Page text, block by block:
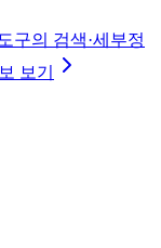
구의 검색·세부정
보기